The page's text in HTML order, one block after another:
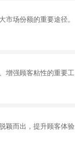
场份额的重要途径。
增强顾客粘性的重要工
颖而出，提升顾客体验